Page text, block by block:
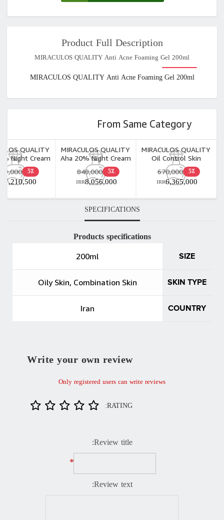
Product Full Description
MIRACULOS QUALITY Anti Acne Foaming Gel 200ml
MIRACULOS QUALITY Anti Acne Foaming Gel 200ml
From Same Category
QUALITY
Night Cream
30ml
5٪
7,210,500
MIRACULOS QUALITY
Aha 20% Night Cream
30ml
5٪ 848,000
8,056,000
IRR
MIRACULOS QUALITY
Oil Control Skin
Cleansing Gel 200ml
5٪ 670,000
6,365,000
IRR
SPECIFICATIONS
Products specifications
SIZE
200ml
SKIN TYPE
Oily Skin, Combination Skin
COUNTRY
Iran
Write your own review
Only registered users can write reviews
RATING:
Review title:
*
Review text: